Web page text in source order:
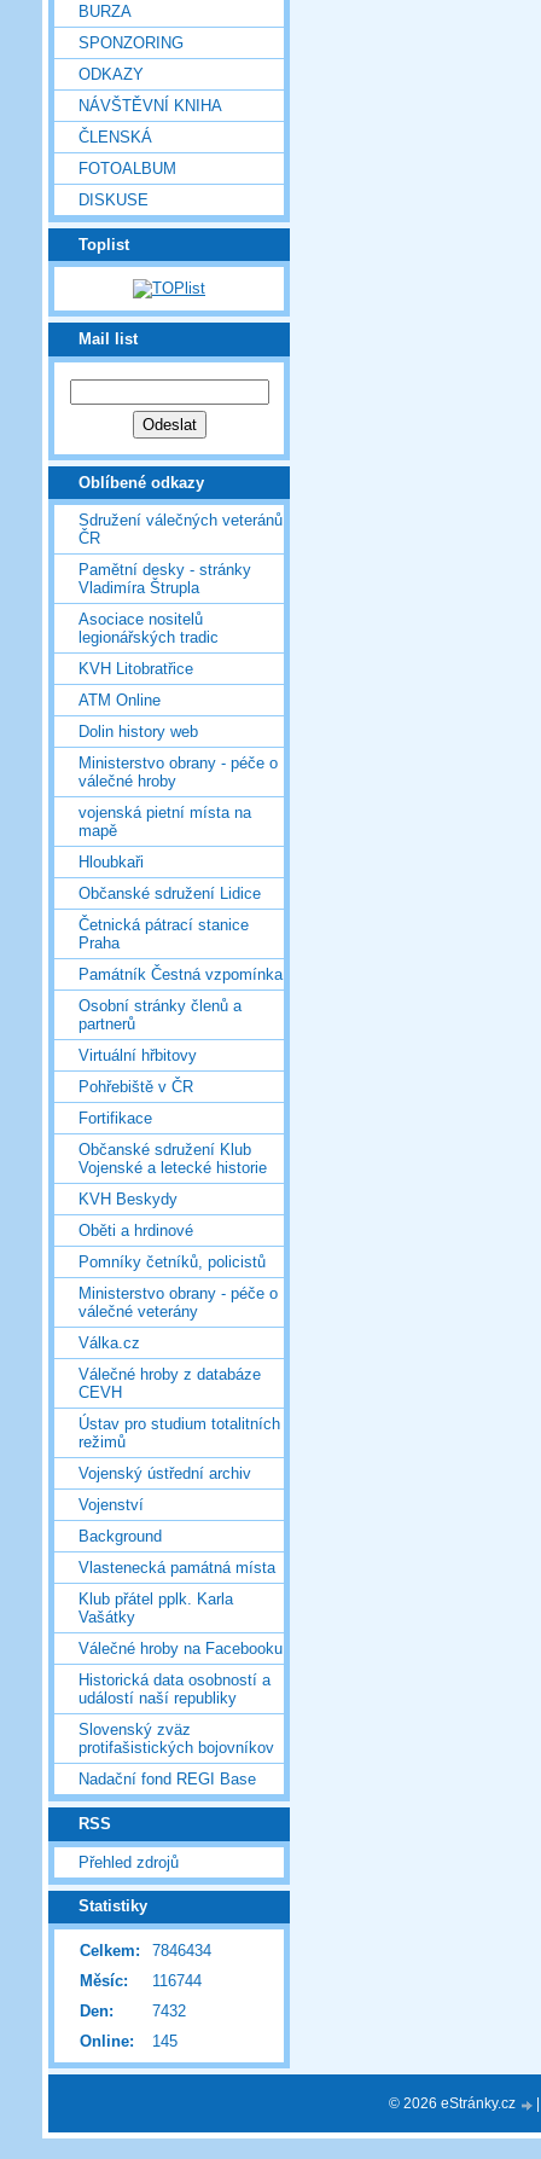
BURZA
SPONZORING
ODKAZY
NÁVŠTĚVNÍ KNIHA
ČLENSKÁ
FOTOALBUM
DISKUSE
Toplist
Mail list
Oblíbené odkazy
Sdružení válečných veteránů
ČR
Pamětní desky - stránky
Vladimíra Štrupla
Asociace nositelů
legionářských tradic
KVH Litobratřice
ATM Online
Dolin history web
Ministerstvo obrany - péče o
válečné hroby
vojenská pietní místa na
mapě
Hloubkaři
Občanské sdružení Lidice
Četnická pátrací stanice
Praha
Památník Čestná vzpomínka
Osobní stránky členů a
partnerů
Virtuální hřbitovy
Pohřebiště v ČR
Fortifikace
Občanské sdružení Klub
Vojenské a letecké historie
KVH Beskydy
Oběti a hrdinové
Pomníky četníků, policistů
Ministerstvo obrany - péče o
válečné veterány
Válka.cz
Válečné hroby z databáze
CEVH
Ústav pro studium totalitních
režimů
Vojenský ústřední archiv
Vojenství
Background
Vlastenecká památná místa
Klub přátel pplk. Karla
Vašátky
Válečné hroby na Facebooku
Historická data osobností a
událostí naší republiky
Slovenský zväz
protifašistických bojovníkov
Nadační fond REGI Base
RSS
Přehled zdrojů
Statistiky
Online: 145
Celkem:
7846434
Měsíc:
116744
Den:
7432
© 2026 eStránky.cz